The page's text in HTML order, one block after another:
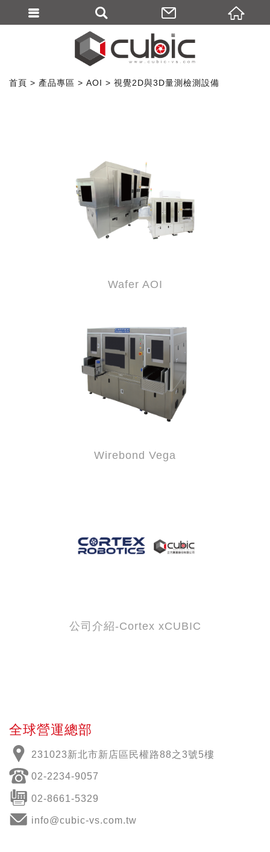
首頁 產品專區 AOI 視覺2D與3D量測檢測設備
Wafer AOI
Wirebond Vega
公司介紹-Cortex xCUBIC
全球營運總部
231023新北市新店區民權路88之3號5樓
02-2234-9057
02-8661-5329
info@cubic-vs.com.tw